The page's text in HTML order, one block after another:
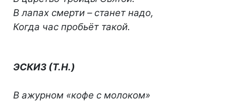
В лапах смерти – станет надо,
Когда час пробьёт такой.
ЭСКИЗ (Т.Н.)
В ажурном «кофе с молоком»